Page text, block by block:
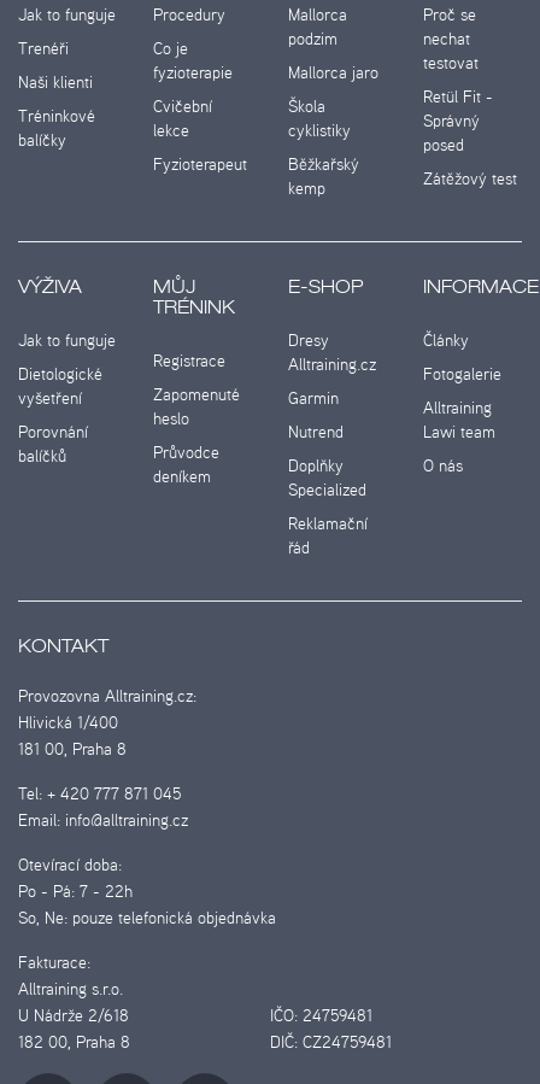
Jak to funguje
Trenéři
Naši klienti
Tréninkové
balíčky
Procedury
Co je
fyzioterapie
Cvičební
lekce
Fyzioterapeut
Mallorca
podzim
Mallorca jaro
Škola
cyklistiky
Běžkařský
kemp
Proč se
nechat
testovat
Retül Fit -
Správný
posed
Zátěžový test
VÝŽIVA
Jak to funguje
Dietologické
vyšetření
Porovnání
balíčků
MŮJ
TRÉNINK
Registrace
Zapomenuté
heslo
Průvodce
deníkem
E-SHOP
Dresy
Alltraining.cz
Garmin
Nutrend
Doplňky
Specialized
Reklamační
řád
INFORMACE
Články
Fotogalerie
Alltraining
Lawi team
O nás
KONTAKT
Provozovna Alltraining.cz:
Hlivická 1/400
181 00, Praha 8
Tel: + 420 777 871 045
Email: info@alltraining.cz
Otevírací doba:
Po - Pá: 7 - 22h
So, Ne: pouze telefonická objednávka
Fakturace:
Alltraining s.r.o.
U Nádrže 2/618
IČO: 24759481
182 00, Praha 8
DIČ: CZ24759481